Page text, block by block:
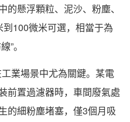
懸浮顆粒、泥沙、粉塵、
100微米可選，相當于為
”。
業場景中尤為關鍵。某電
前置過濾器時，車間廢氣處
的細粉塵堵塞，僅3個月吸